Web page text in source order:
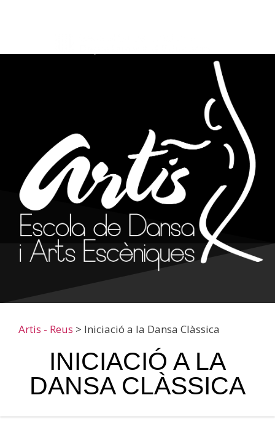
Artis - Reus > Iniciació a la Dansa Clàssica
INICIACIÓ A LA
DANSA CLÀSSICA